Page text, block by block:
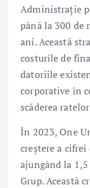
Administrație
până la 300
ani. Această
costurile de
datoriile
corporative în
scăderea
În 2023, One
creștere a cifrei
ajungând la
Grup. Această